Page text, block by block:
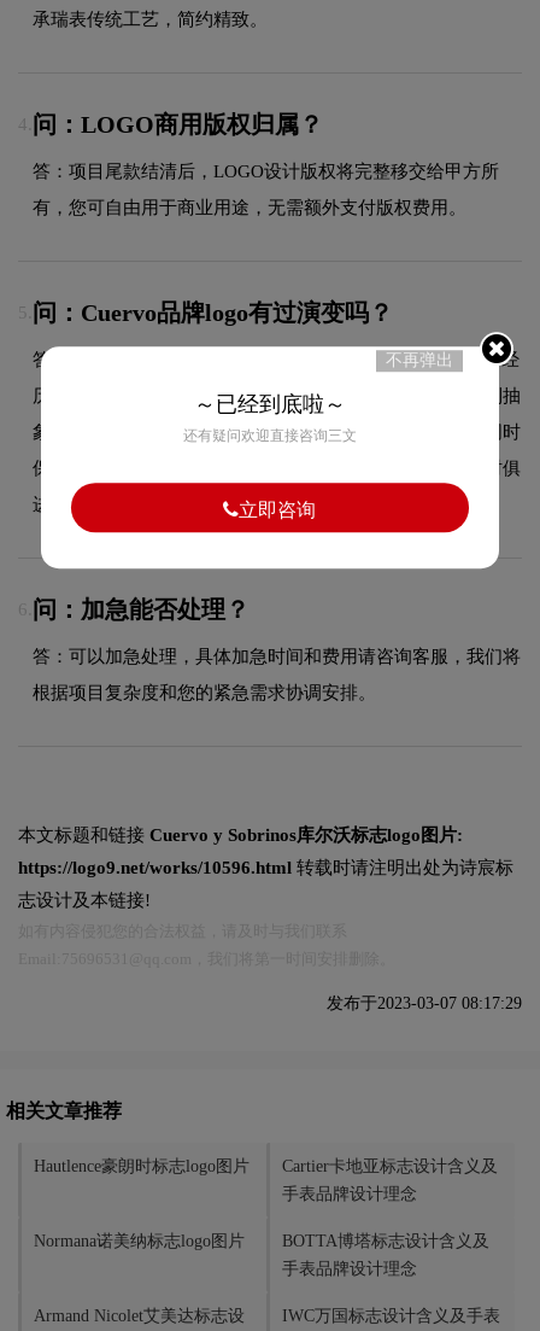
承瑞表传统工艺，简约精致。
4. 问：LOGO商用版权归属？
答：项目尾款结清后，LOGO设计版权将完整移交给甲方所
有，您可自由用于商业用途，无需额外支付版权费用。
5. 问：Cuervo品牌logo有过演变吗？
答：作为品牌领域的品牌，Cuervo的品牌logo在发展过程中经
历了持续优化与迭代，整体呈现出从复杂到简约、从具象到抽
象的现代化演变趋势。每一次更新都紧跟时代审美潮流，同时
保持品牌核心识别元素的延续性，使品牌视觉形象始终与时俱
进，历久弥新。
6. 问：加急能否处理？
答：可以加急处理，具体加急时间和费用请咨询客服，我们将
根据项目复杂度和您的紧急需求协调安排。
本文标题和链接 Cuervo y Sobrinos库尔沃标志logo图片:
https://logo9.net/works/10596.html 转载时请注明出处为诗宸标
志设计及本链接!
发布于2023-03-07 08:17:29
相关文章推荐
Hautlence豪朗时标志logo图片
Cartier卡地亚标志设计含义及
手表品牌设计理念
Normana诺美纳标志logo图片
BOTTA博塔标志设计含义及
手表品牌设计理念
Armand Nicolet艾美达标志设
IWC万国标志设计含义及手表
不再弹出
～已经到底啦～
还有疑问欢迎直接咨询三文
立即咨询